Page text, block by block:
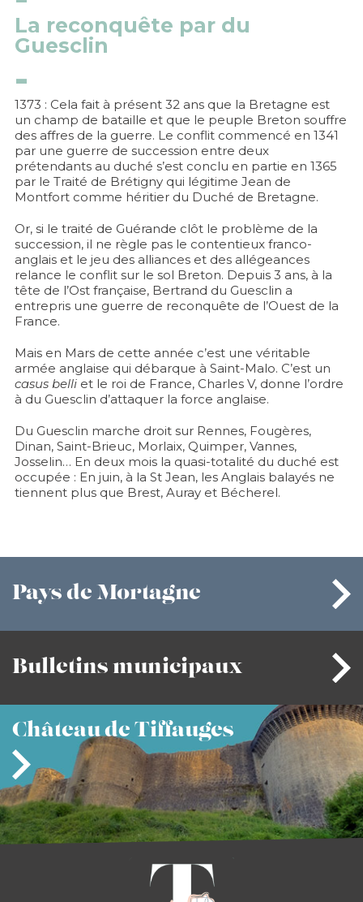
La reconquête par du
Guesclin
1373 : Cela fait à présent 32 ans que la Bretagne est
un champ de bataille et que le peuple Breton souffre
des affres de la guerre. Le conflit commencé en 1341
par une guerre de succession entre deux
prétendants au duché s’est conclu en partie en 1365
par le Traité de Brétigny qui légitime Jean de
Montfort comme héritier du Duché de Bretagne.
Or, si le traité de Guérande clôt le problème de la
succession, il ne règle pas le contentieux franco-
anglais et le jeu des alliances et des allégeances
relance le conflit sur le sol Breton. Depuis 3 ans, à la
tête de l’Ost française, Bertrand du Guesclin a
entrepris une guerre de reconquête de l’Ouest de la
France.
Mais en Mars de cette année c’est une véritable
armée anglaise qui débarque à Saint-Malo. C’est un
casus belliet le roi de France, Charles V, donne l’ordre
à du Guesclin d’attaquer la force anglaise.
Du Guesclin marche droit sur Rennes, Fougères,
Dinan, Saint-Brieuc, Morlaix, Quimper, Vannes,
Josselin… En deux mois la quasi-totalité du duché est
occupée : En juin, à la St Jean, les Anglais balayés ne
tiennent plus que Brest, Auray et Bécherel.
Pays de Mortagne
Bulletins municipaux
Châteaude Tiffauges